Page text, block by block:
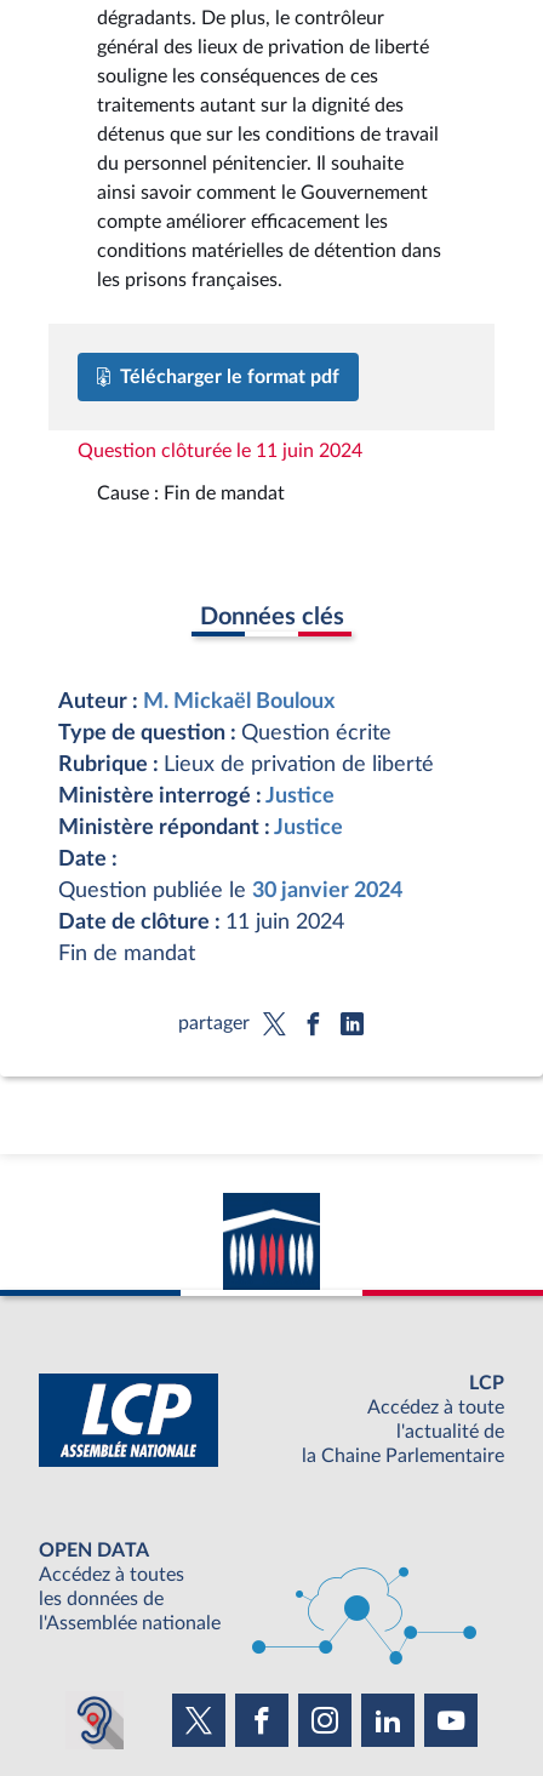
dégradants. De plus, le contrôleur
général des lieux de privation de liberté
souligne les conséquences de ces
traitements autant sur la dignité des
détenus que sur les conditions de travail
du personnel pénitencier. Il souhaite
ainsi savoir comment le Gouvernement
compte améliorer efficacement les
conditions matérielles de détention dans
les prisons françaises.
Télécharger le format pdf
Question clôturée le 11 juin 2024
Cause : Fin de mandat
Données clés
Auteur : M. Mickaël Bouloux
Type de question : Question écrite
Rubrique : Lieux de privation de liberté
Ministère interrogé : Justice
Ministère répondant : Justice
Date :
Question publiée le 30 janvier 2024
Date de clôture : 11 juin 2024
Fin de mandat
partager
LCP
Accédez à toute
l'actualité de
la Chaine Parlementaire
OPEN DATA
Accédez à toutes
les données de
l'Assemblée nationale